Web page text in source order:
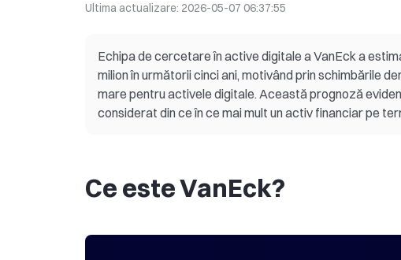
Ultima actualizare: 2026-05-07 06:37:55
Echipa de cercetare în active digitale a VanEck a
milion în următorii cinci ani, motivând prin schimbările
mare pentru activele digitale. Această prognoză
considerat din ce în ce mai mult un activ financiar pe
Ce este VanEck?